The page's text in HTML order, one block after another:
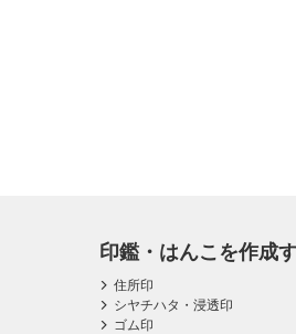
印鑑・はんこを作成
住所印
シヤチハタ・浸透印
ゴム印